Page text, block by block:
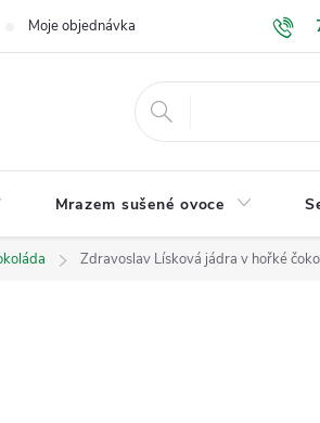
Moje objednávka GDPR a ochrana
Mrazem sušené ovoce
Zdravoslav Lísková jádra v hořké